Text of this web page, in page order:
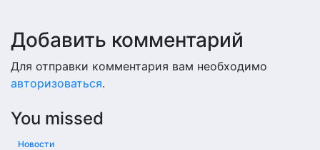
Добавить комментарий
Для отправки комментария вам необходимо
авторизоваться.
You missed
Новости